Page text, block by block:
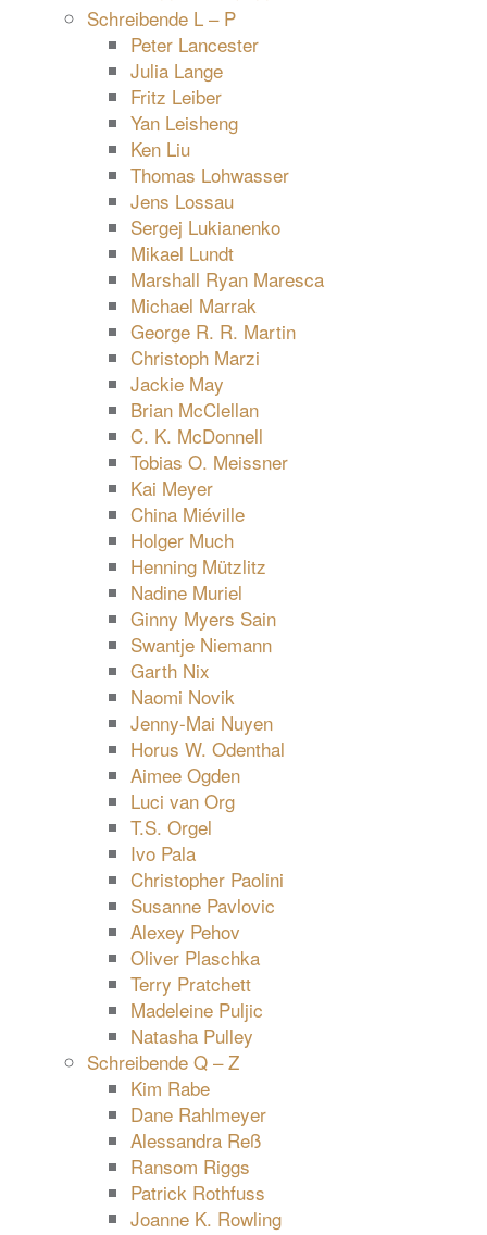
Schreibende L – P
Peter Lancester
Julia Lange
Fritz Leiber
Yan Leisheng
Ken Liu
Thomas Lohwasser
Jens Lossau
Sergej Lukianenko
Mikael Lundt
Marshall Ryan Maresca
Michael Marrak
George R. R. Martin
Christoph Marzi
Jackie May
Brian McClellan
C. K. McDonnell
Tobias O. Meissner
Kai Meyer
China Miéville
Holger Much
Henning Mützlitz
Nadine Muriel
Ginny Myers Sain
Swantje Niemann
Garth Nix
Naomi Novik
Jenny-Mai Nuyen
Horus W. Odenthal
Aimee Ogden
Luci van Org
T.S. Orgel
Ivo Pala
Christopher Paolini
Susanne Pavlovic
Alexey Pehov
Oliver Plaschka
Terry Pratchett
Madeleine Puljic
Natasha Pulley
Schreibende Q – Z
Kim Rabe
Dane Rahlmeyer
Alessandra Reß
Ransom Riggs
Patrick Rothfuss
Joanne K. Rowling